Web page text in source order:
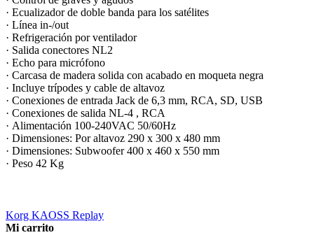
· Ecualizador de doble banda para los satélites
· Línea in-/out
· Refrigeración por ventilador
· Salida conectores NL2
· Echo para micrófono
· Carcasa de madera solida con acabado en moqueta negra
· Incluye trípodes y cable de altavoz
· Conexiones de entrada Jack de 6,3 mm, RCA, SD, USB
· Conexiones de salida NL-4 , RCA
· Alimentación 100-240VAC 50/60Hz
· Dimensiones: Por altavoz 290 x 300 x 480 mm
· Dimensiones: Subwoofer 400 x 460 x 550 mm
· Peso 42 Kg
Korg KAOSS Replay
Mi carrito